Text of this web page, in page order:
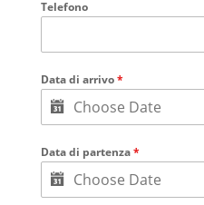
Telefono
Data di arrivo*
Data di partenza*